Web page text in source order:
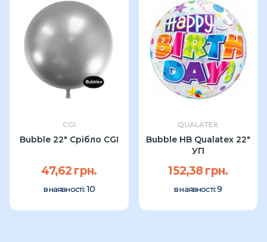
CGI
Bubble 22" Срібло CGI
47,62 грн.
в наявності: 10
QUALATEX
Bubble HB Qualatex 22"
УП
152,38 грн.
в наявності:9